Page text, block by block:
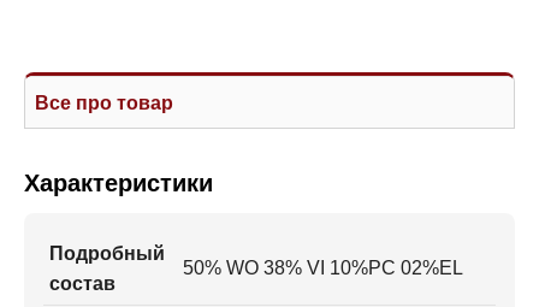
Все про товар
Характеристики
Подробный
состав
50% WO 38% VI 10%PC 02%EL